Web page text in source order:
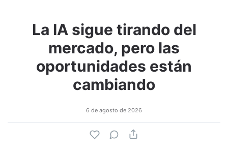
La IA sigue tirando del
mercado, pero las
oportunidades están
cambiando
6 de agosto de 2026